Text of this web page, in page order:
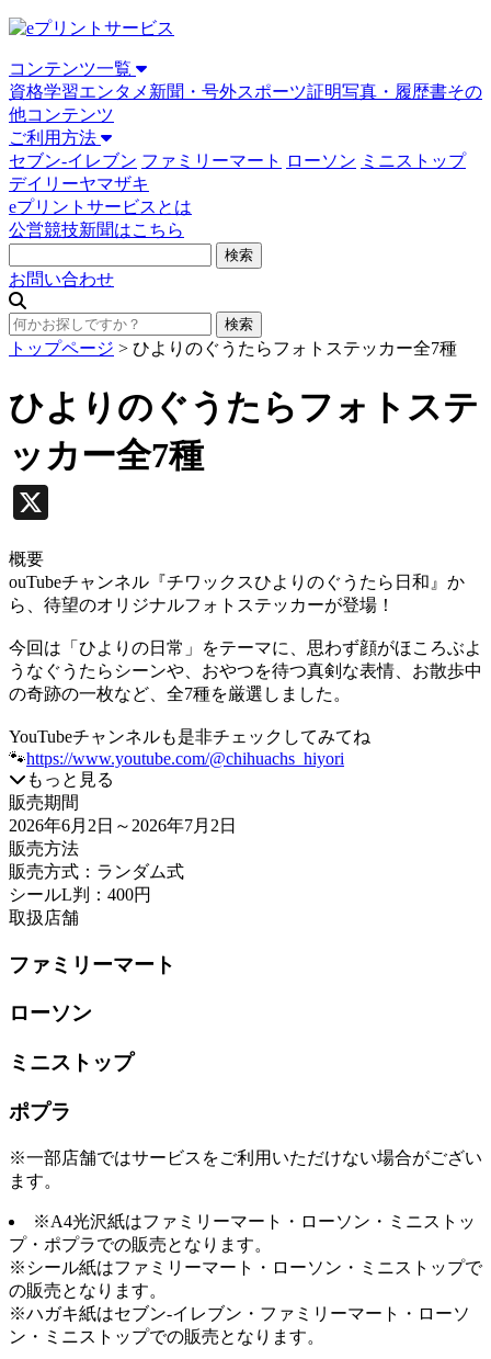
コンテンツ一覧
資格学習エンタメ 新聞・号外スポーツ証明写真・履歴書その
他コンテンツ
ご利用方法
セブン-イレブン ファミリーマート ローソン ミニストップ
デイリーヤマザキ
eプリントサービスとは
公営競技新聞はこちら
お問い合わせ
トップページ > ひよりのぐうたらフォトステッカー全7種
ひよりのぐうたらフォトステ
ッカー全7種
概要
ouTubeチャンネル『チワックスひよりのぐうたら日和』か
ら、待望のオリジナルフォトステッカーが登場！
今回は「ひよりの日常」をテーマに、思わず顔がほころぶよ
うなぐうたらシーンや、おやつを待つ真剣な表情、お散歩中
の奇跡の一枚など、全7種を厳選しました。
YouTubeチャンネルも是非チェックしてみてね
🐾https://www.youtube.com/@chihuachs_hiyori
もっと見る
販売期間
2026年6月2日 ～2026年7月2日
販売方法
販売方式：ランダム式
シールL判：400円
取扱店舗
ファミリーマート
ローソン
ミニストップ
ポプラ
※一部店舗ではサービスをご利用いただけない場合がござい
ます。
※A4光沢紙はファミリーマート・ローソン・ミニストッ
プ・ポプラでの販売となります。
※シール紙はファミリーマート・ローソン・ミニストップで
の販売となります。
※ハガキ紙はセブン-イレブン・ファミリーマート・ローソ
ン・ミニストップでの販売となります。